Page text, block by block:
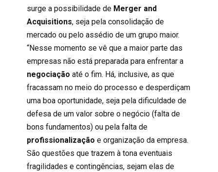
surge a possibilidade de Merger and
Acquisitions, seja pela consolidação de
mercado ou pelo assédio de um grupo maior.
“Nesse momento se vê que a maior parte das
empresas não está preparada para enfrentar a
negociação até o fim. Há, inclusive, as que
fracassam no meio do processo e desperdiçam
uma boa oportunidade, seja pela dificuldade de
defesa de um valor sobre o negócio (falta de
bons fundamentos) ou pela falta de
profissionalização e organização da empresa.
São questões que trazem à tona eventuais
fragilidades e contingências, sejam elas de